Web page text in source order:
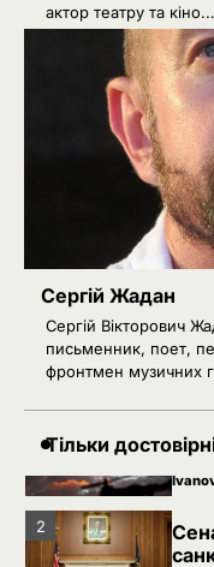
актор театру та
Сергій Жадан
Сергій Вікторович
письменник, поет,
фронтмен музичних
Тільки
РФ
РФ
над
де
2